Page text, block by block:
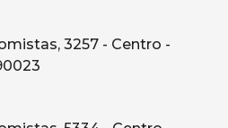
3257 - Centro -